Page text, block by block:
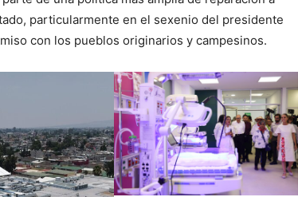
particularmente en el sexenio del presidente
con los pueblos originarios y campesinos.